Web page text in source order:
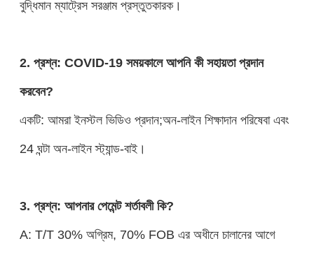
বুদ্ধিমান ম্যাট্রেস সরঞ্জাম প্রস্তুতকারক।
2. প্রশ্ন: COVID-19 সময়কালে আপনি কী সহায়তা প্রদান
করবেন?
একটি: আমরা ইনস্টল ভিডিও প্রদান;অন-লাইন শিক্ষাদান পরিষেবা এবং
24 ঘন্টা অন-লাইন স্ট্যান্ড-বাই।
3. প্রশ্ন: আপনার পেমেন্ট শর্তাবলী কি?
A: T/T 30% অগ্রিম, 70% FOB এর অধীনে চালানের আগে